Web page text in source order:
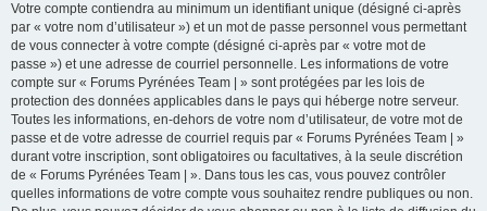
Votre compte contiendra au minimum un identifiant unique (désigné ci-après
par « votre nom d’utilisateur ») et un mot de passe personnel vous permettant
de vous connecter à votre compte (désigné ci-après par « votre mot de
passe ») et une adresse de courriel personnelle. Les informations de votre
compte sur « Forums Pyrénées Team | » sont protégées par les lois de
protection des données applicables dans le pays qui héberge notre serveur.
Toutes les informations, en-dehors de votre nom d’utilisateur, de votre mot de
passe et de votre adresse de courriel requis par « Forums Pyrénées Team | »
durant votre inscription, sont obligatoires ou facultatives, à la seule discrétion
de « Forums Pyrénées Team | ». Dans tous les cas, vous pouvez contrôler
quelles informations de votre compte vous souhaitez rendre publiques ou non.